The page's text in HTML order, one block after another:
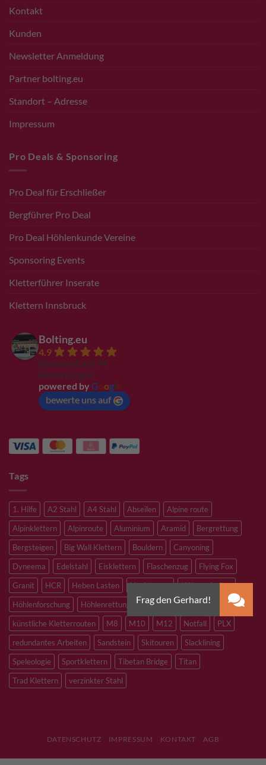
Kontakt
Kunden
Newsletter Anmeldung
Partner bolting.eu
Standort – Adresse
Impressum
Pro Deals & Sponsoring
Pro Deal für Erschließer
Bergführer Pro Deal
Pro Deal Höhlenkunde Vereine
Sponsoring Events
Kletterführer Inserate
Klettern Innsbruck
Bolting.eu
4.9
Basierend auf 94
Bewertungen
powered by G ogl
bewerte uns auf
Tags
1. Hilfe A2 Stahl A4 Stahl Abseilen
Alpine route
Alpinklettern
Alpinroute Aluminium Aramid
Bergrettung
Bergsteigen
Big Wall Klettern Bouldern
Canyoning
Dyneema
Edelstahl Eisklettern Flaschenzug
Flying Fox
Granit
HCR Heben Lasten Hochtouren
Höhenarbeiten
Höhlenforschung
Höhlenrettung Inox Kevlar
Kletterhalle
künstliche Kletterrouten
M8 M10 M12 Notfall
PLX
redundantes Arbeiten
Sandstein Skitouren
Slacklining
Speleologie
Sportklettern Tibetan Bridge
Titan
Trad Klettern
verzinkter Stahl
DATENSCHUTZ IMPRESSUM KONTAKT AGB